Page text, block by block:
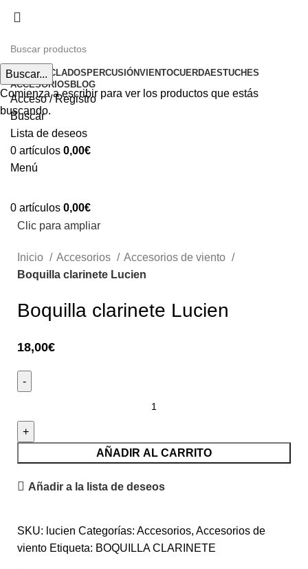
INICIOTECLADOSPERCUSIÓNVIENTOCUERDAESTUCHES
ACCESORIOSBLOG
Acceso / Registro
Buscar
Lista de deseos
0 artículos 0,00€
Menú
0 artículos 0,00€
Clic para ampliar
Inicio Accesorios
Accesorios de viento
Boquilla clarinete Lucien
Boquilla clarinete Lucien
18,00€
AÑADIR AL CARRITO
Añadir a la lista de deseos
SKU: lucien Categorías: Accesorios, Accesorios de
viento Etiqueta: BOQUILLA CLARINETE
Buscar...
Comienza a escribir para ver los productos que estás
buscando.